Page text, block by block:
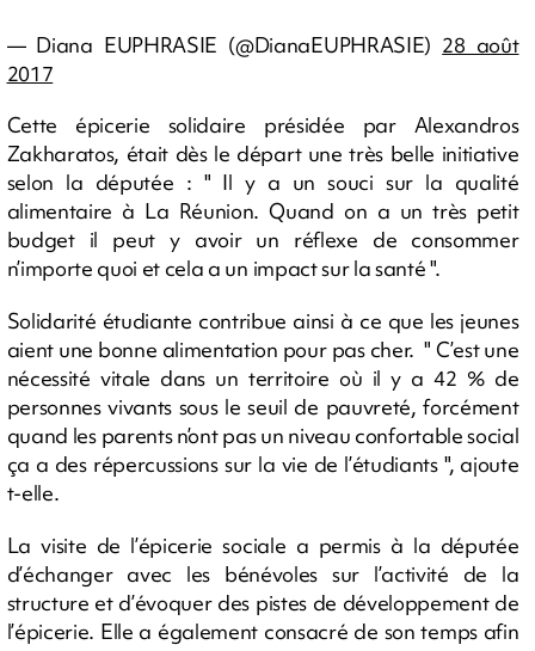
— Diana EUPHRASIE (@DianaEUPHRASIE) 28 août
2017
Cette épicerie solidaire présidée par Alexandros
Zakharatos, était dès le départ une très belle initiative
selon la députée : " Il y a un souci sur la qualité
alimentaire à La Réunion. Quand on a un très petit
budget il peut y avoir un réflexe de consommer
n’importe quoi et cela a un impact sur la santé ".
Solidarité étudiante contribue ainsi à ce que les jeunes
aient une bonne alimentation pour pas cher. " C’est une
nécessité vitale dans un territoire où il y a 42 % de
personnes vivants sous le seuil de pauvreté, forcément
quand les parents n’ont pas un niveau confortable social
ça a des répercussions sur la vie de l’étudiants ", ajoute
t-elle.
La visite de l’épicerie sociale a permis à la députée
d’échanger avec les bénévoles sur l’activité de la
structure et d’évoquer des pistes de développement de
l’épicerie. Elle a également consacré de son temps afin